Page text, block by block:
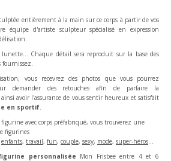
entièrement à la main sur ce corps à partir de vos
équipe d'artiste sculpteur spécialisé en expression
lunette... Chaque détail sera reproduit sur la base des
fournissez.
vous recevrez des photos que vous pourrez
demander des retouches afin de parfaire la
ainsi avoir l'assurance de vous sentir heureux et satisfait
en sportif.
figurine avec corps préfabriqué, vous trouverez une
figurines
enfants, travail, fun, couple, sexy, mode, super-héros…
personnalisée Mon Frisbeeentre 4 et 6